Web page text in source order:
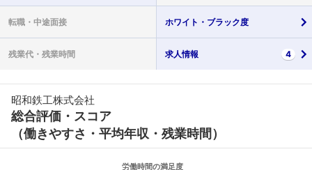
転職・ 中途面接 ホワイト・ ブラック度
残業代・ 残業時間 求人情報 4
昭和鉄工株式会社
総合評価・スコア
（働きやすさ・平均年収・残業時間）